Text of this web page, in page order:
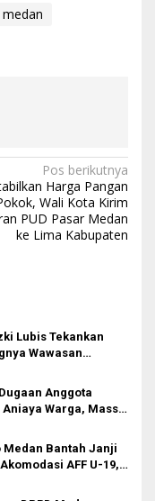
Pos berikutnya
Harga Pangan
Wali Kota Kirim
PUD Pasar Medan
ke Lima Kabupaten
Lubis Tekankan
Wawasan
Anggota
Aniaya Warga, Massa
dan Polrestabes
Usut
Medan Bantah Janji
AFF U-19,